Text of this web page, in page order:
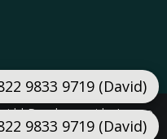
9833 9719 (David)
9833 9719 (David)
| Development by Lusmo